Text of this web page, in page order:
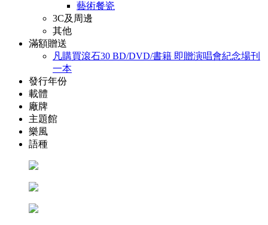
藝術餐瓷
3C及周邊
其他
滿額贈送
凡購買滾石30 BD/DVD/書籍 即贈演唱會紀念場刊
一本
發行年份
載體
廠牌
主題館
樂風
語種